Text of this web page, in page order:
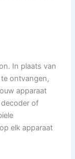
In plaats van
ontvangen,
apparaat
of
elk apparaat